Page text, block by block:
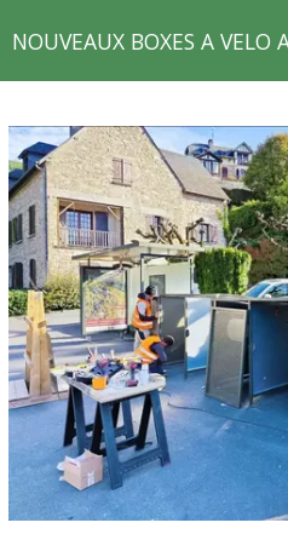
NOUVEAUX BOXES A VELO